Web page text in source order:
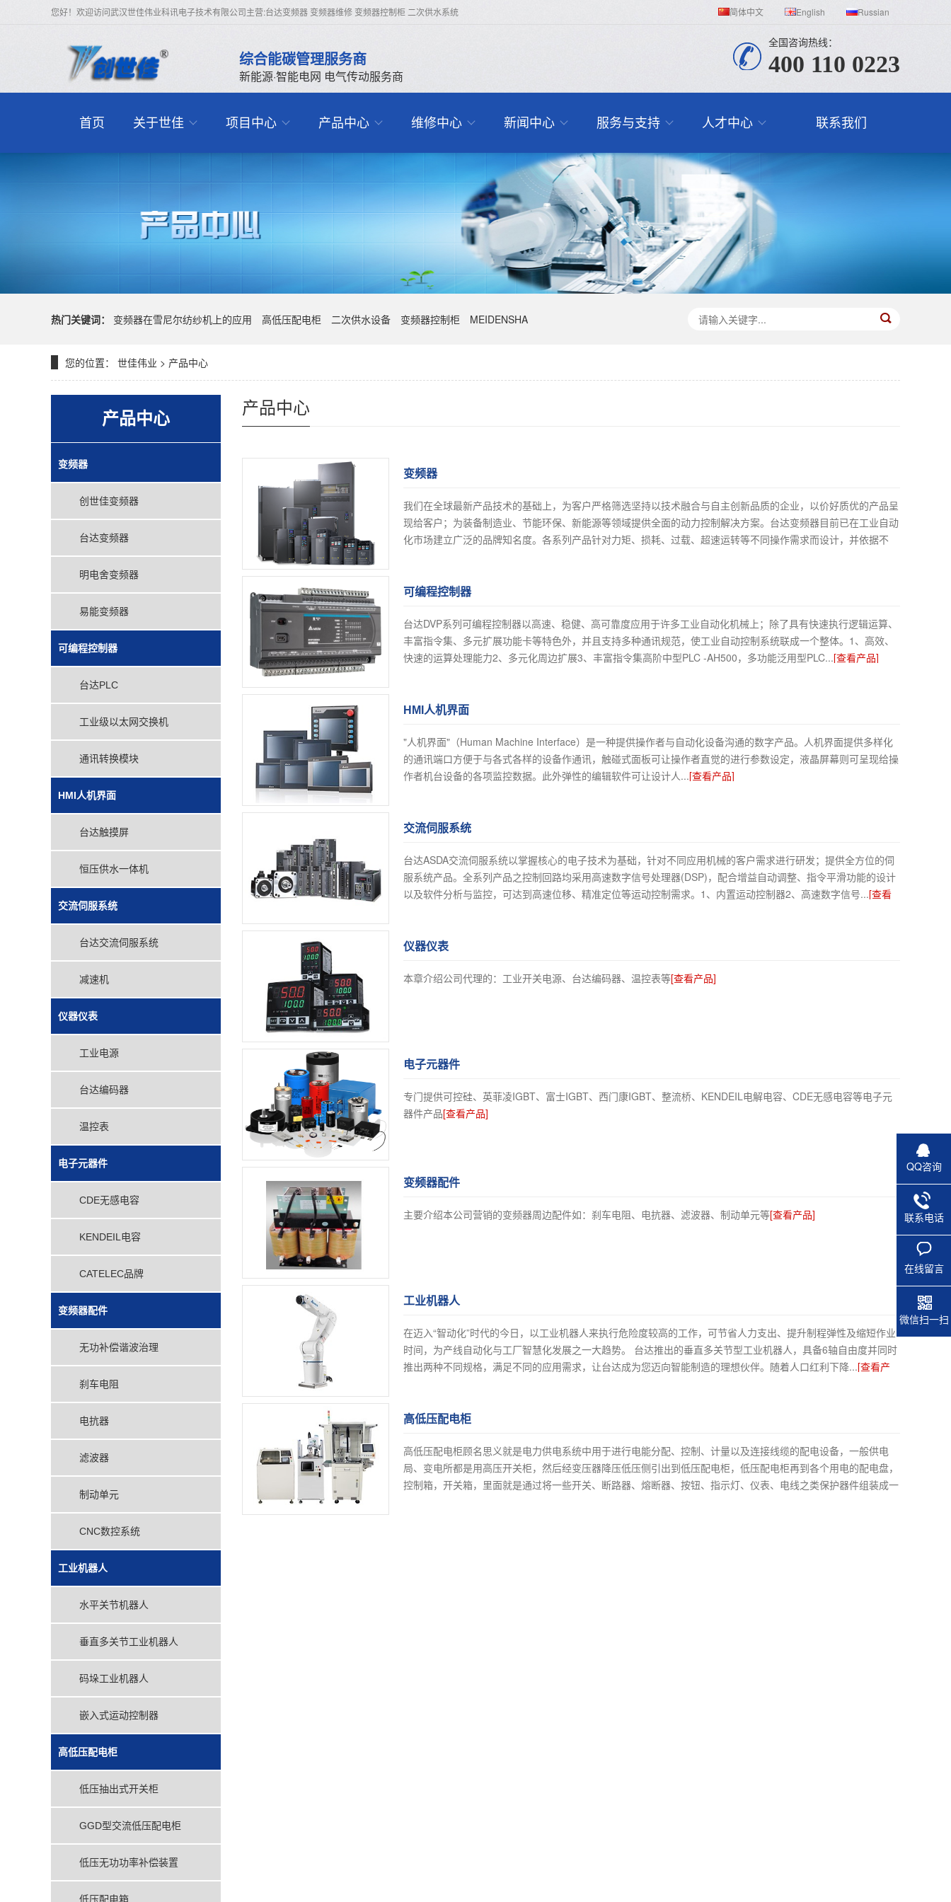
简体中文 English Russian
您好！欢迎访问武汉世佳伟业科讯电子技术有限公司主营:台达变频器 变频器维修 变频器控制柜 二次供水系统
综合能碳管理服务商
新能源·智能电网 电气传动服务商
全国咨询热线：
400 110 0223
首页 关于世佳 项目中心 产品中心 维修中心 新闻中心 服务与支持 人才中心 联系我们
热门关键词： 变频器在雪尼尔纺纱机上的应用 高低压配电柜 二次供水设备 变频器控制柜 MEIDENSHA
您的位置： 世佳伟业 > 产品中心
产品中心
变频器
创世佳变频器
台达变频器
明电舍变频器
易能变频器
可编程控制器
台达PLC
工业级以太网交换机
通讯转换模块
HMI人机界面
台达触摸屏
恒压供水一体机
交流伺服系统
台达交流伺服系统
减速机
仪器仪表
工业电源
台达编码器
温控表
电子元器件
CDE无感电容
KENDEIL电容
CATELEC品牌
变频器配件
无功补偿谐波治理
刹车电阻
电抗器
滤波器
制动单元
CNC数控系统
工业机器人
水平关节机器人
垂直多关节工业机器人
码垛工业机器人
嵌入式运动控制器
高低压配电柜
低压抽出式开关柜
GGD型交流低压配电柜
低压无功功率补偿装置
低压配电箱
产品中心
变频器
我们在全球最新产品技术的基础上，为客户严格筛选坚持以技术融合与自主创新品质的企业，以价好质优的产品呈
现给客户；为装备制造业、节能环保、新能源等领域提供全面的动力控制解决方案。台达变频器目前已在工业自动
化市场建立广泛的品牌知名度。各系列产品针对力矩、损耗、过载、超速运转等不同操作需求而设计，并依据不
可编程控制器
台达DVP系列可编程控制器以高速、稳健、高可靠度应用于许多工业自动化机械上；除了具有快速执行逻辑运算、
丰富指令集、多元扩展功能卡等特色外，并且支持多种通讯规范，使工业自动控制系统联成一个整体。1、高效、
快速的运算处理能力2、多元化周边扩展3、丰富指令集高阶中型PLC -AH500，多功能泛用型PLC...[查看产品]
HMI人机界面
"人机界面"（Human Machine Interface）是一种提供操作者与自动化设备沟通的数字产品。人机界面提供多样化
的通讯端口方便于与各式各样的设备作通讯，触碰式面板可让操作者直觉的进行参数设定，液晶屏幕则可呈现给操
作者机台设备的各项监控数据。此外弹性的编辑软件可让设计人...[查看产品]
交流伺服系统
台达ASDA交流伺服系统以掌握核心的电子技术为基础，针对不同应用机械的客户需求进行研发；提供全方位的伺
服系统产品。全系列产品之控制回路均采用高速数字信号处理器(DSP)，配合增益自动调整、指令平滑功能的设计
以及软件分析与监控，可达到高速位移、精准定位等运动控制需求。1、内置运动控制器2、高速数字信号...[查看
仪器仪表
本章介绍公司代理的：工业开关电源、台达编码器、温控表等[查看产品]
电子元器件
专门提供可控硅、英菲凌IGBT、富士IGBT、西门康IGBT、整流桥、KENDEIL电解电容、CDE无感电容等电子元
器件产品[查看产品]
变频器配件
主要介绍本公司营销的变频器周边配件如：刹车电阻、电抗器、滤波器、制动单元等[查看产品]
工业机器人
在迈入“智动化”时代的今日，以工业机器人来执行危险度较高的工作，可节省人力支出、提升制程弹性及缩短作业
时间，为产线自动化与工厂智慧化发展之一大趋势。 台达推出的垂直多关节型工业机器人，具备6轴自由度并同时
推出两种不同规格，满足不同的应用需求，让台达成为您迈向智能制造的理想伙伴。随着人口红利下降...[查看产
高低压配电柜
高低压配电柜顾名思义就是电力供电系统中用于进行电能分配、控制、计量以及连接线缆的配电设备，一般供电
局、变电所都是用高压开关柜，然后经变压器降压低压侧引出到低压配电柜，低压配电柜再到各个用电的配电盘，
控制箱，开关箱，里面就是通过将一些开关、断路器、熔断器、按钮、指示灯、仪表、电线之类保护器件组装成一
QQ咨询
联系电话
在线留言
微信扫一扫